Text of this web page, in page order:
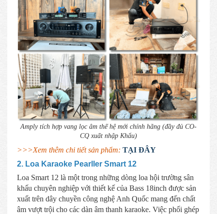
Amply tích hợp vang lọc âm thế hệ mới chính hãng (đầy đủ CO-
CQ xuất nhập Khẩu)
>>>Xem thêm chi tiết sản phẩm: TẠI ĐÂY
2. Loa Karaoke Pearller Smart 12
Loa Smart 12 là một trong những dòng loa hội trường sân
khấu chuyên nghiệp với thiết kế của Bass 18inch được sản
xuất trên dây chuyền công nghệ Anh Quốc mang đến chất
âm vượt trội cho các dàn âm thanh karaoke. Việc phối ghép